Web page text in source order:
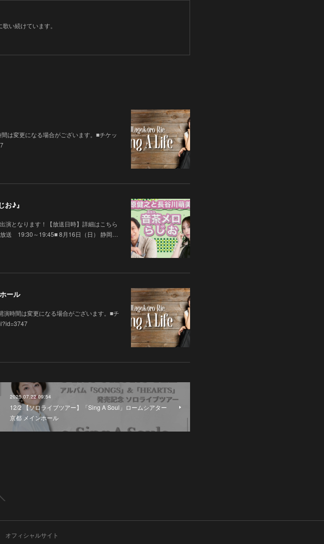
い続けています。
は変更になる場合がございます。■チケッ
♪』
演となります！【放送日時】詳細はこちら
送 19:30～19:45■ 8月16日（日） 静岡…
ール
時間は変更になる場合がございます。■チ
2025.07.22 09:54
12/2 【ソロライブツアー】「Sing A Soul」ロームシアター
京都 メインホール
オフィシャルサイト